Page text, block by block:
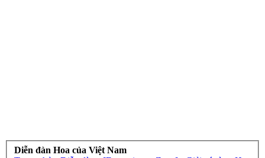
Diễn đàn Hoa của Việt Nam